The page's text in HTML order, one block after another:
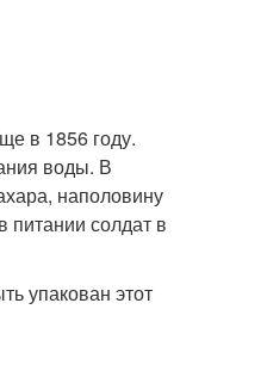
в 1856 году.
воды. В
наполовину
питании солдат в
упакован этот